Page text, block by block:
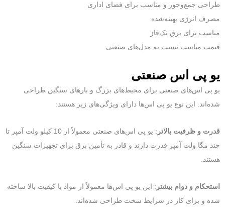
طراحی جمع‌وجور و مناسب برای فضای اداری
مصرف انرژی بهینه‌شده
مناسب برای برق تک‌فاز
قیمت مناسب نسبت به مدل‌های صنعتی
یو پی اس صنعتی
یو پی اس‌های صنعتی برای محیط‌های بزرگ و بارهای سنگین طراحی
شده‌اند. این نوع یو پی اس‌ها دارای ویژگی‌های زیر هستند:
قدرت و ظرفیت بالاتر
: یو پی اس‌های صنعتی معمولاً از 10 کیلو ولت آمپر تا
چند مگا ولت آمپر قدرت دارند و قادر به تأمین برق برای تجهیزات سنگین
هستند.
استحکام و دوام بیشتر : این یو پی اس‌ها معمولاً از مواد با کیفیت بالا ساخته
شده و برای کار در شرایط سخت طراحی شده‌اند.